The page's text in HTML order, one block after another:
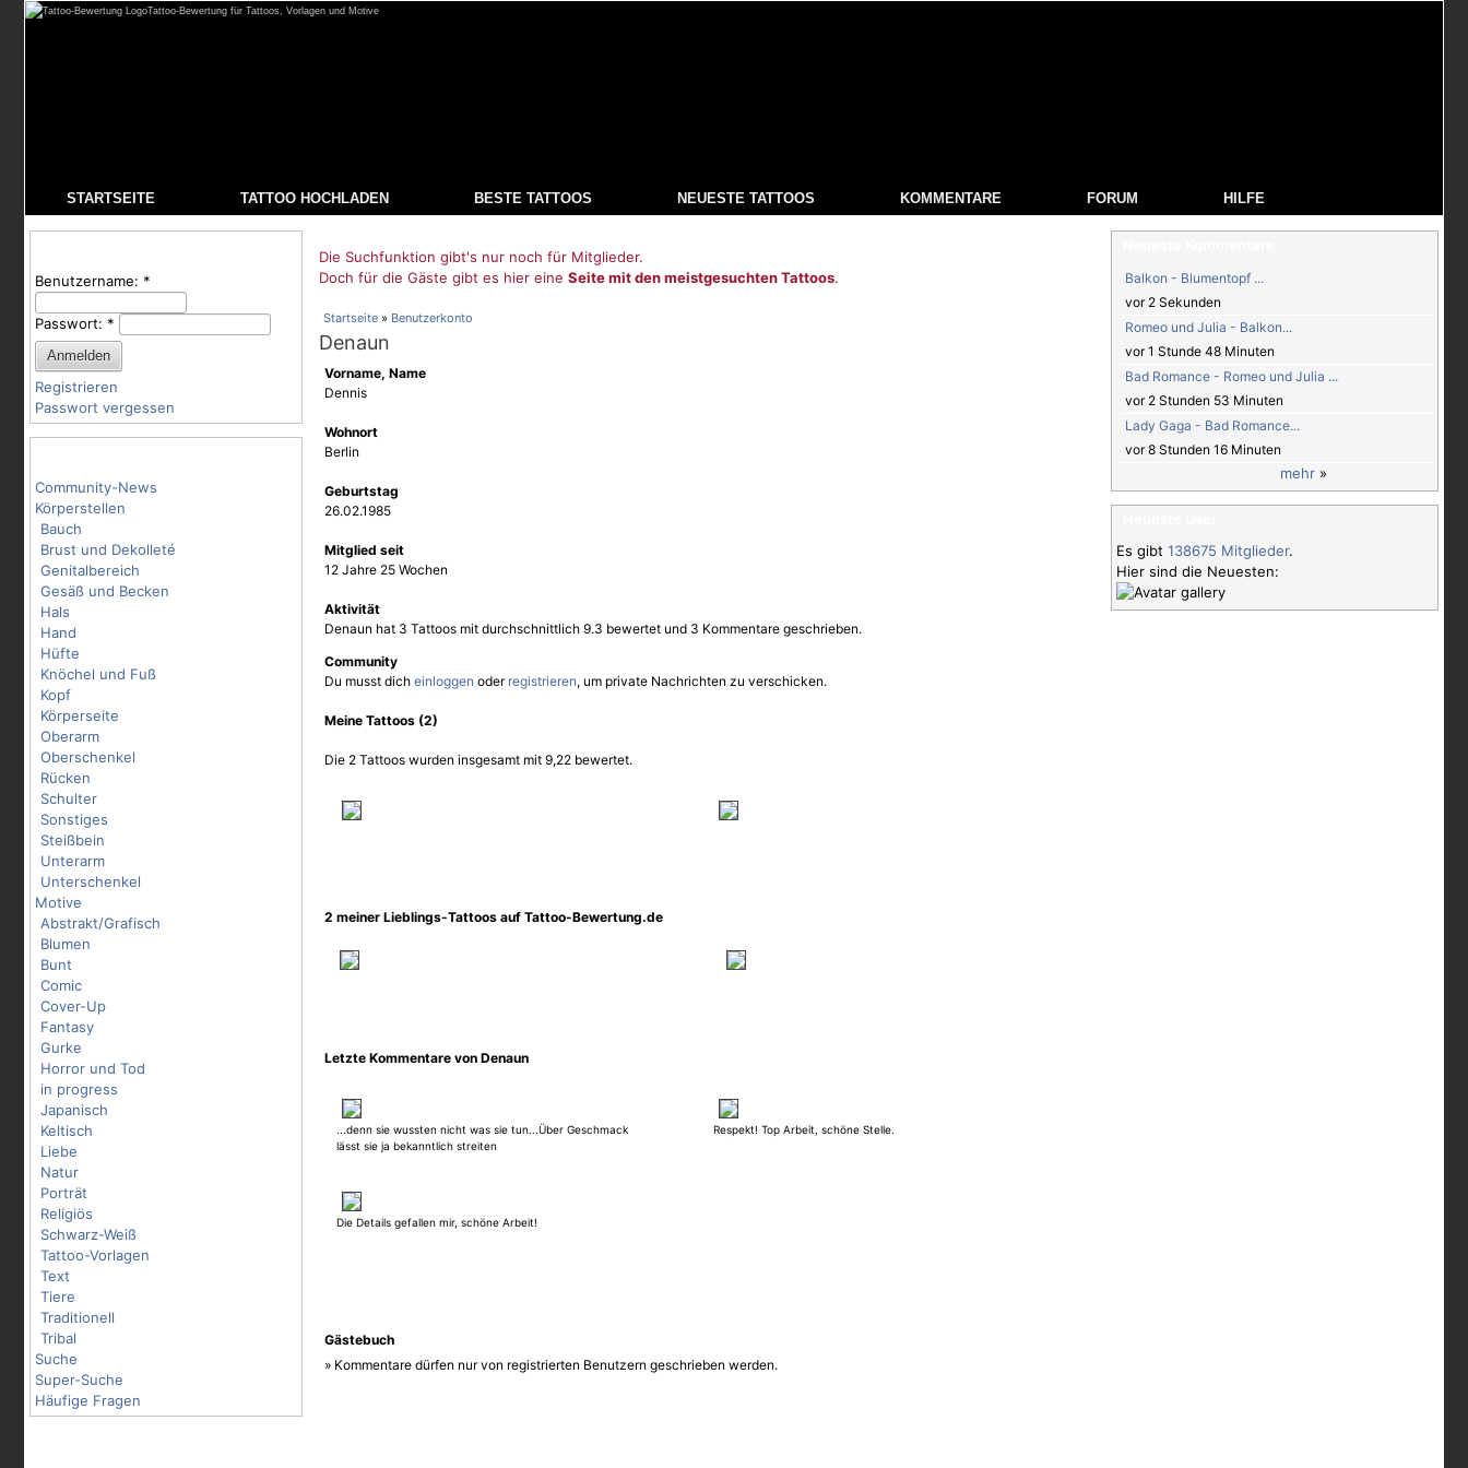
Tattoo-Bewertung für Tattoos, Vorlagen und Motive
STARTSEITE TATTOO HOCHLADEN BESTE TATTOOS NEUESTE TATTOOS KOMMENTARE FORUM HILFE
Benutzername: *
Passwort: *
Registrieren
Passwort vergessen
Community-News
Körperstellen
Bauch
Brust und Dekolleté
Genitalbereich
Gesäß und Becken
Hals
Hand
Hüfte
Knöchel und Fuß
Kopf
Körperseite
Oberarm
Oberschenkel
Rücken
Schulter
Sonstiges
Steißbein
Unterarm
Unterschenkel
Motive
Abstrakt/Grafisch
Blumen
Bunt
Comic
Cover-Up
Fantasy
Gurke
Horror und Tod
in progress
Japanisch
Keltisch
Liebe
Natur
Porträt
Religiös
Schwarz-Weiß
Tattoo-Vorlagen
Text
Tiere
Traditionell
Tribal
Suche
Super-Suche
Häufige Fragen
Die Suchfunktion gibt's nur noch für Mitglieder.
Doch für die Gäste gibt es hier eine Seite mit den meistgesuchten Tattoos.
Startseite » Benutzerkonto
Denaun
Vorname, Name
Dennis
Wohnort
Berlin
Geburtstag
26.02.1985
Mitglied seit
12 Jahre 25 Wochen
Aktivität
Denaun hat 3 Tattoos mit durchschnittlich 9.3 bewertet und 3 Kommentare geschrieben.
Community
Du musst dich einloggen oder registrieren, um private Nachrichten zu verschicken.
Meine Tattoos (2)
Die 2 Tattoos wurden insgesamt mit 9,22 bewertet.
2 meiner Lieblings-Tattoos auf Tattoo-Bewertung.de
Letzte Kommentare von Denaun
...denn sie wussten nicht was sie tun...Über Geschmack
lässt sie ja bekanntlich streiten
Respekt! Top Arbeit, schöne Stelle.
Die Details gefallen mir, schöne Arbeit!
Gästebuch
» Kommentare dürfen nur von registrierten Benutzern geschrieben werden.
Balkon - Blumentopf ...
vor 2 Sekunden
Romeo und Julia - Balkon...
vor 1 Stunde 48 Minuten
Bad Romance - Romeo und Julia ...
vor 2 Stunden 53 Minuten
Lady Gaga - Bad Romance...
vor 8 Stunden 16 Minuten
mehr »
Es gibt 138675 Mitglieder.
Hier sind die Neuesten: